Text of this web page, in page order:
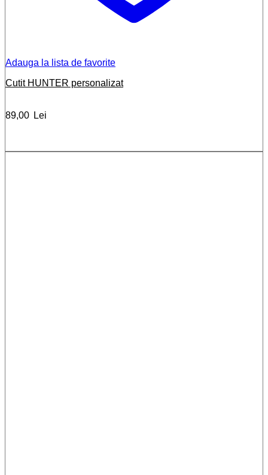
Adauga la lista de favorite
Cutit HUNTER personalizat
89,00 Lei